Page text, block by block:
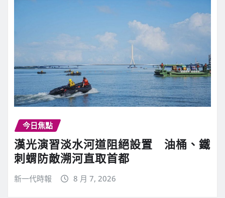
今日焦點
漢光演習淡水河道阻絕設置 油桶、鐵
刺蝟防敵溯河直取首都
新一代時報 8 月 7, 2026